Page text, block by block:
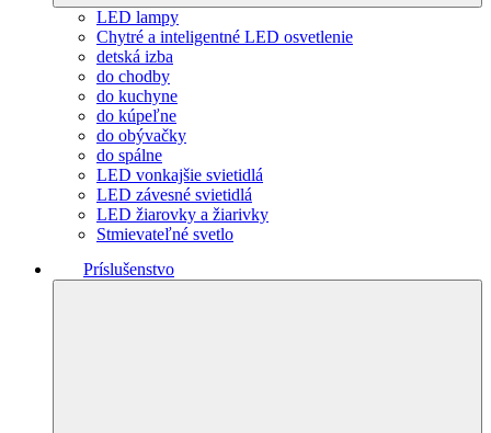
LED lampy
Chytré a inteligentné LED osvetlenie
detská izba
do chodby
do kuchyne
do kúpeľne
do obývačky
do spálne
LED vonkajšie svietidlá
LED závesné svietidlá
LED žiarovky a žiarivky
Stmievateľné svetlo
Príslušenstvo